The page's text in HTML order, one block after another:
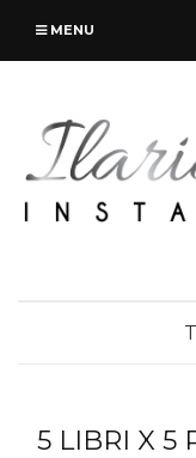
MENU
5 LIBRI X 5